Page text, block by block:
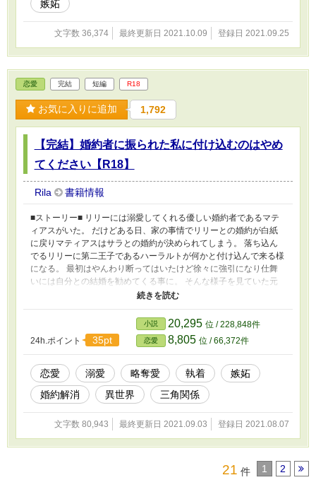
嫉妬
文字数 36,374 最終更新日 2021.10.09 登録日 2021.09.25
恋愛 完結 短編 R18
お気に入りに追加 1,792
【完結】婚約者に振られた私に付け込むのはやめ
てください【R18】
Rila 書籍情報
■ストーリー■ リリーには溺愛してくれる優しい婚約者であるマテ
ィアスがいた。 だけどある日、家の事情でリリーとの婚約が白紙
に戻りマティアスはサラとの婚約が決められてしまう。 落ち込ん
でるリリーに第二王子であるハーラルトが何かと付け込んで来る様
になる。 最初はやんわり断ってはいたけど徐々に強引になり仕舞
いには自分との結婚を勧めてくる事に。 そんな様子を見ていた元
婚約者のマティアスも黙っていられなくなり、奪ったり、奪い返さ
れたりされる話。 全４５話で完結です。 2021.09.03完結しまし
た。 途中で迷走してしまいました、すいません(汗） 最後まで読ん
でくださった方ありがとうございました！ ＊＊＊補足説明＊＊＊
R１８作品です。ご注意ください。（R18部分には※を付けていま
す） 基本的に前戯～本番に※ キスや軽いスキンシップには付け
てません。 ３Pはありませんが、2人から責められます。 略奪系の
話になるので苦手な方はご注意ください。
24h.ポイント 35pt
小説 20,295 位 / 228,848件
恋愛 8,805 位 / 66,372件
恋愛 溺愛 略奪愛 執着
嫉妬
婚約解消
異世界 三角関係
文字数 80,943 最終更新日 2021.09.03 登録日 2021.08.07
21 件 1 2